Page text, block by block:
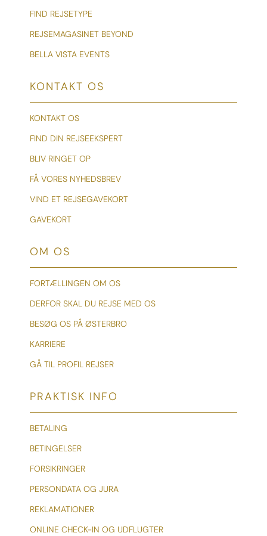
FIND REJSETYPE
REJSEMAGASINET BEYOND
BELLA VISTA EVENTS
KONTAKT OS
KONTAKT OS
FIND DIN REJSEEKSPERT
BLIV RINGET OP
FÅ VORES NYHEDSBREV
VIND ET REJSEGAVEKORT
GAVEKORT
OM OS
FORTÆLLINGEN OM OS
DERFOR SKAL DU REJSE MED OS
BESØG OS PÅ ØSTERBRO
KARRIERE
GÅ TIL PROFIL REJSER
PRAKTISK INFO
BETALING
BETINGELSER
FORSIKRINGER
PERSONDATA OG JURA
REKLAMATIONER
ONLINE CHECK-IN OG UDFLUGTER